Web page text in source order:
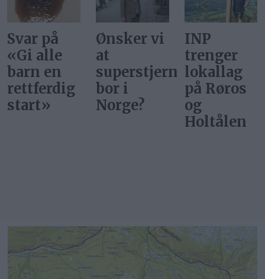
Ønsker vi
at
superstjerner
bor i
Norge?
INP
trenger
lokallag
på Røros
og
Gi alle
barn en
rettferdig
start